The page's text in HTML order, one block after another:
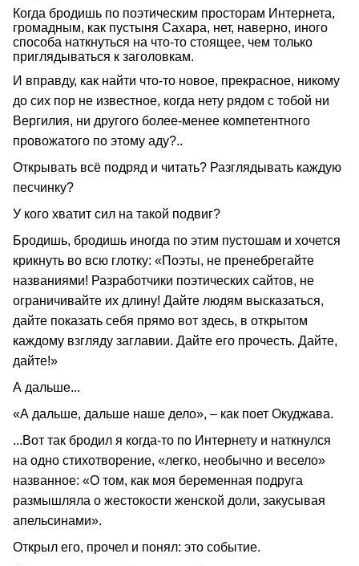
Когда бродишь по поэтическим просторам Интернета,
громадным, как пустыня Сахара, нет, наверно, иного
способа наткнуться на что‑то стоящее, чем только
приглядываться к заголовкам.
И вправду, как найти что‑то новое, прекрасное, никому
до сих пор не известное, когда нету рядом с тобой ни
Вергилия, ни другого более‑менее компетентного
провожатого по этому аду?..
Открывать всё подряд и читать? Разглядывать каждую
песчинку?
У кого хватит сил на такой подвиг?
Бродишь, бродишь иногда по этим пустошам и хочется
крикнуть во всю глотку: «Поэты, не пренебрегайте
названиями! Разработчики поэтических сайтов, не
ограничивайте их длину! Дайте людям высказаться,
дайте показать себя прямо вот здесь, в открытом
каждому взгляду заглавии. Дайте его прочесть. Дайте,
дайте!»
А дальше...
«А дальше, дальше наше дело», – как поет Окуджава.
...Вот так бродил я когда‑то по Интернету и наткнулся
на одно стихотворение, «легко, необычно и весело»
названное: «О том, как моя беременная подруга
размышляла о жестокости женской доли, закусывая
апельсинами».
Открыл его, прочел и понял: это событие.